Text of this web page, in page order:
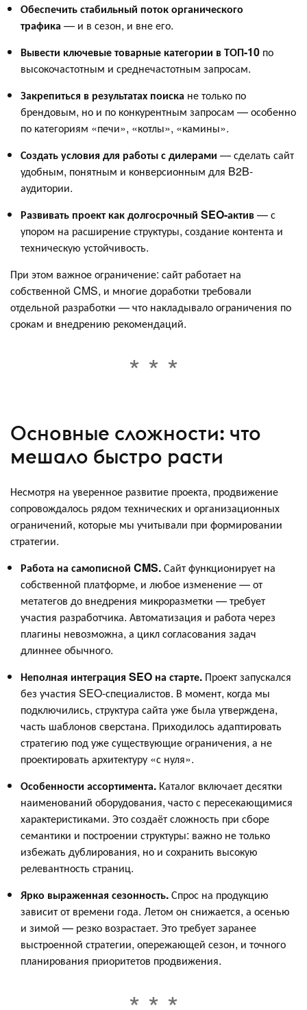
Обеспечить стабильный поток органического
трафика — и в сезон, и вне его.
Вывести ключевые товарные категории в ТОП-10 по
высокочастотным и среднечастотным запросам.
Закрепиться в результатах поиска не только по
брендовым, но и по конкурентным запросам — особенно
по категориям «печи», «котлы», «камины».
Создать условия для работы с дилерами — сделать сайт
удобным, понятным и конверсионным для B2B-
аудитории.
Развивать проект как долгосрочный SEO-актив— с
упором на расширение структуры, создание контента и
техническую устойчивость.
При этом важное ограничение: сайт работает на
собственной CMS, и многие доработки требовали
отдельной разработки — что накладывало ограничения по
срокам и внедрению рекомендаций.
Основные сложности: что
мешало быстро расти
Несмотря на уверенное развитие проекта, продвижение
сопровождалось рядом технических и организационных
ограничений, которые мы учитывали при формировании
стратегии.
Работа на самописной CMS.Сайт функционирует на
собственной платформе, и любое изменение — от
метатегов до внедрения микроразметки — требует
участия разработчика. Автоматизация и работа через
плагины невозможна, а цикл согласования задач
длиннее обычного.
Неполная интеграция SEO на старте. Проект запускался
без участия SEO-специалистов. В момент, когда мы
подключились, структура сайта уже была утверждена,
часть шаблонов сверстана. Приходилось адаптировать
стратегию под уже существующие ограничения, а не
проектировать архитектуру «с нуля».
Особенности ассортимента. Каталог включает десятки
наименований оборудования, часто с пересекающимися
характеристиками. Это создаёт сложность при сборе
семантики и построении структуры: важно не только
избежать дублирования, но и сохранить высокую
релевантность страниц.
Ярко выраженная сезонность.Спрос на продукцию
зависит от времени года. Летом он снижается, а осенью
и зимой — резко возрастает. Это требует заранее
выстроенной стратегии, опережающей сезон, и точного
планирования приоритетов продвижения.